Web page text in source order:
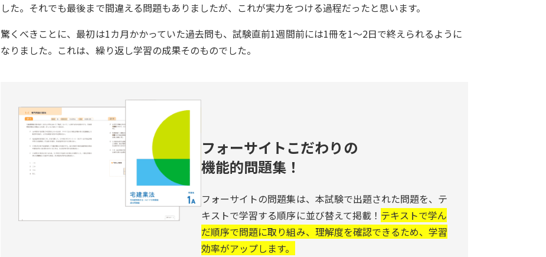
した。それでも最後まで間違える問題もありましたが、これが実力をつける過程だったと思います。
驚くべきことに、最初は1カ月かかっていた過去問も、試験直前1週間前には1冊を1〜2日で終えられるように
なりました。これは、繰り返し学習の成果そのものでした。
フォーサイトこだわりの
機能的問題集！
フォーサイトの問題集は、本試験で出題された問題を、テ
キストで学習する順序に並び替えて掲載！ テキストで学ん
だ順序で問題に取り組み、理解度を確認できるため、学習
効率がアップします。